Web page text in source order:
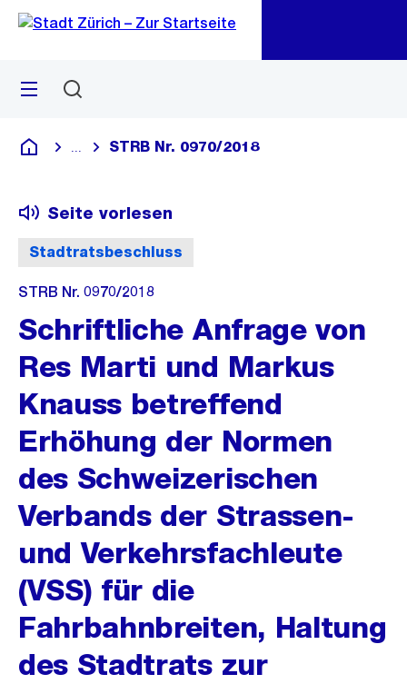
Navigation
Sprunglink
Menü
Deutsch
Blende alle Breadcrumbs ein
STRB Nr. 0970/2018
Stadtratsbeschluss
Seite vorlesen
STRB Nr. 0970/2018
Schriftliche Anfrage von
Res Marti und Markus
Knauss betreffend
Erhöhung der Normen
des Schweizerischen
Verbands der Strassen-
und Verkehrsfachleute
(VSS) für die
Fahrbahnbreiten, Haltung
des Stadtrats zur